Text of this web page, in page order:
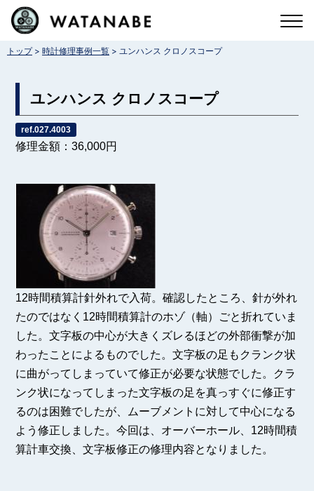
コ
テトップ> 時計修理事例一覧 > ユンハンス クロノスコープ
ユンハンス クロノスコープ
ref.027.4003
修理金額：36,000円
12時間積算計針外れで入荷。確認したところ、針が外れ
たのではなく12時間積算計のホゾ（軸）ごと折れていま
した。文字板の中心が大きくズレるほどの外部衝撃が加
わったことによるものでした。文字板の足もクランク状
に曲がってしまっていて修正が必要な状態でした。クラ
ンク状になってしまった文字板の足を真っすぐに修正す
るのは困難でしたが、ムーブメントに対して中心になる
よう修正しました。今回は、オーバーホール、12時間積
算計車交換、文字板修正の修理内容となりました。